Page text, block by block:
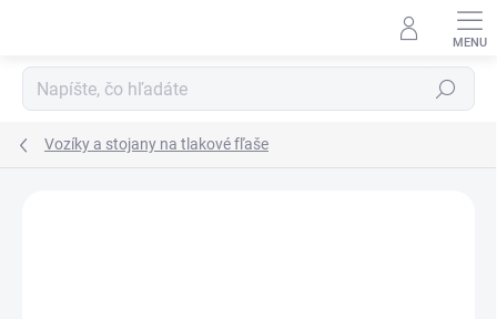
Hľadať
Vozíky a stojany na tlakové fľaše